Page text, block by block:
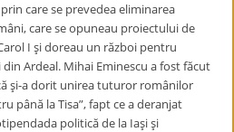
care se prevedea eliminarea
care se opuneau proiectului de
I şi doreau un război pentru
Ardeal. Mihai Eminescu a fost făcut
şi-a dorit unirea tuturor românilor
până la Tisa”, fapt ce a deranjat
politică de la Iaşi şi